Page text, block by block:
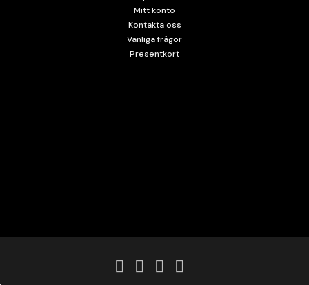
Mitt konto
Kontakta oss
Vanliga frågor
Presentkort